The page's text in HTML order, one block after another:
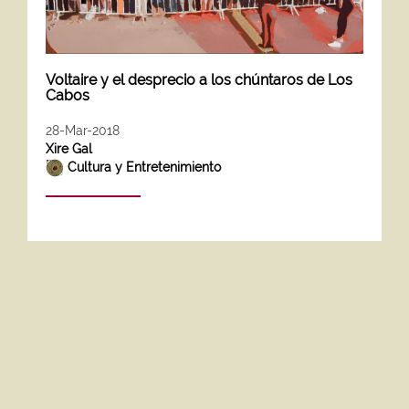
Voltaire y el desprecio a los chúntaros de Los
Cabos
28-Mar-2018
Xire Gal
Cultura y Entretenimiento